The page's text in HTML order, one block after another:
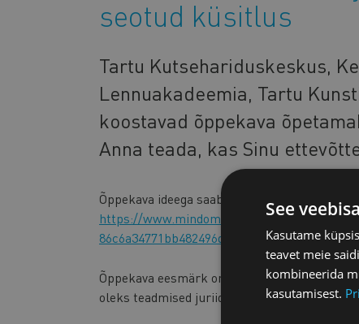
seotud küsitlus
Tartu Kutsehariduskeskus,
Lennuakadeemia, Tartu
koostavad õppekava
Anna teada, kas Sinu
Õppekava ideega saab tutvuda järgmist linki
https://www.mindomo.com/mindmap/
86c6a34771bb482496dd6b423c18535b
Õppekava eesmärk on õpetada inimesi
oleks teadmised juriidikast ja oskused
See
Kasutame
teavet meie
kombineerida
kasutamisest.